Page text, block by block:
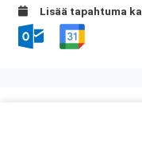
Lisää tapahtuma